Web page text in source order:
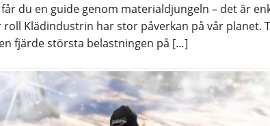
du en guide genom materialdjungeln – det är
Klädindustrin har stor påverkan på vår planet.
fjärde största belastningen på […]